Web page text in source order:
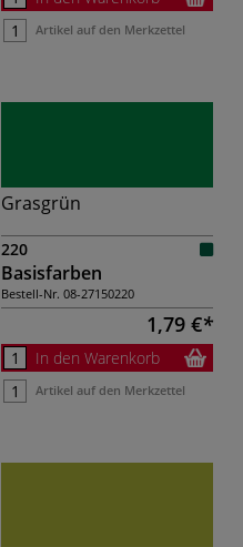
Artikel auf den Merkzettel
Grasgrün
220
Basisfarben
Bestell-Nr. 08-27150220
1,79 €
In den Warenkorb
Artikel auf den Merkzettel